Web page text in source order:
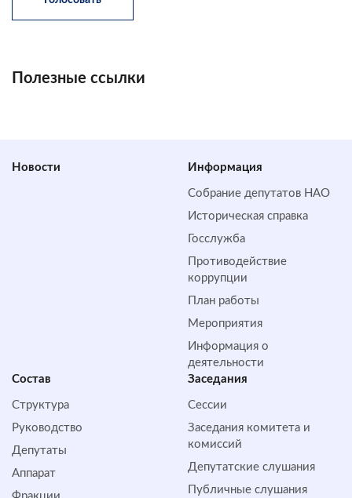
Полезные ссылки
Новости Информация
Собрание депутатов НАО
Историческая справка
Госслужба
Противодействие
коррупции
План работы
Мероприятия
Информация о
деятельности
Состав
Структура
Руководство
Депутаты
Аппарат
Заседания
Сессии
Заседания комитета и
комиссий
Депутатские слушания
Публичные слушания